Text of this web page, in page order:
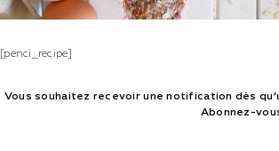
[penci_recipe]
Vous souhaitez recevoir une notification dès
Abonnez-